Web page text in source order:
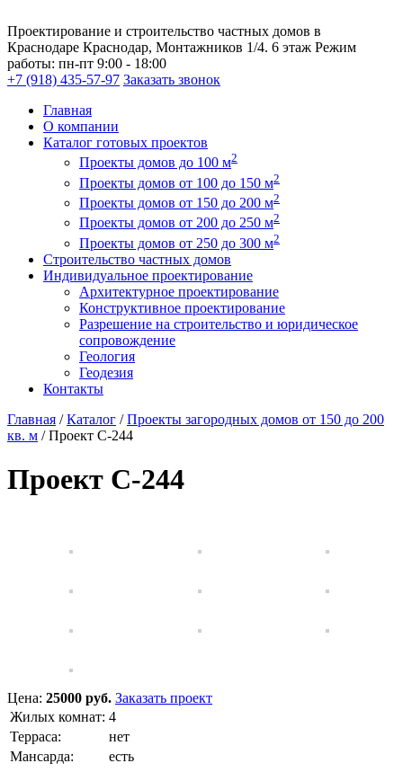
Проектирование и строительство частных домов в
Краснодаре Краснодар, Монтажников 1/4. 6 этаж Режим
работы: пн-пт 9:00 - 18:00
+7 (918) 435-57-97 Заказать звонок
Главная
О компании
Каталог готовых проектов
Проекты домов до 100 м2
Проекты домов от 100 до 150 м2
Проекты домов от 150 до 200 м2
Проекты домов от 200 до 250 м2
Проекты домов от 250 до 300 м2
Строительство частных домов
Индивидуальное проектирование
Архитектурное проектирование
Конструктивное проектирование
Разрешение на строительство и юридическое
сопровождение
Геология
Геодезия
Контакты
Главная /Каталог /Проекты загородных домов от 150 до 200
кв. м /Проект C-244
Проект C-244
Цена: 25000 руб. Заказать проект
Жилых комнат: 4
Терраса:
нет
Мансарда:
есть